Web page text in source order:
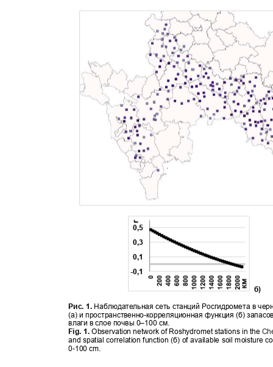
0,5
0,3
0,1
-0,1
б)
Рис. 1. Наблюдательная сеть станций Росгидромета в
(а) и пространственно-корреляционная функция (б)
влаги в слое почвы 0‒100 см.
Fig. 1.Observation network of Roshydromet stations in the
and spatial correlation function (б) of available soil moisture
0-100 cm.